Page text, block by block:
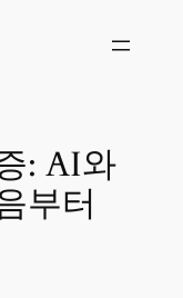
: AI와
부터